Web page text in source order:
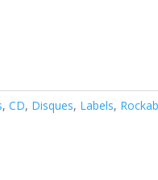
, CD, Disques, Labels,